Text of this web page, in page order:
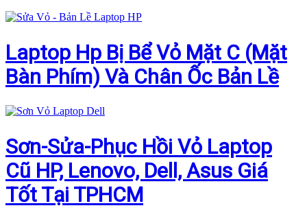
Laptop Hp Bị Bể Vỏ Mặt C (Mặt
Bàn Phím) Và Chân Ốc Bản Lề
Sơn-Sửa-Phục Hồi Vỏ Laptop
Cũ HP, Lenovo, Dell, Asus Giá
Tốt Tại TPHCM